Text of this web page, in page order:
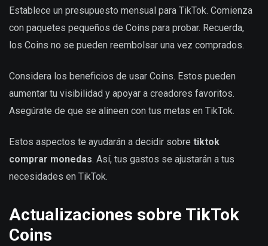
Establece un presupuesto mensual para TikTok. Comienza
con paquetes pequeños de Coins para probar. Recuerda,
los Coins no se pueden reembolsar una vez comprados.
Considera los beneficios de usar Coins. Estos pueden
aumentar tu visibilidad y apoyar a creadores favoritos.
Asegúrate de que se alineen con tus metas en TikTok.
Estos aspectos te ayudarán a decidir sobre tiktok
comprar monedas. Así, tus gastos se ajustarán a tus
necesidades en TikTok.
Actualizaciones sobre TikTok
Coins